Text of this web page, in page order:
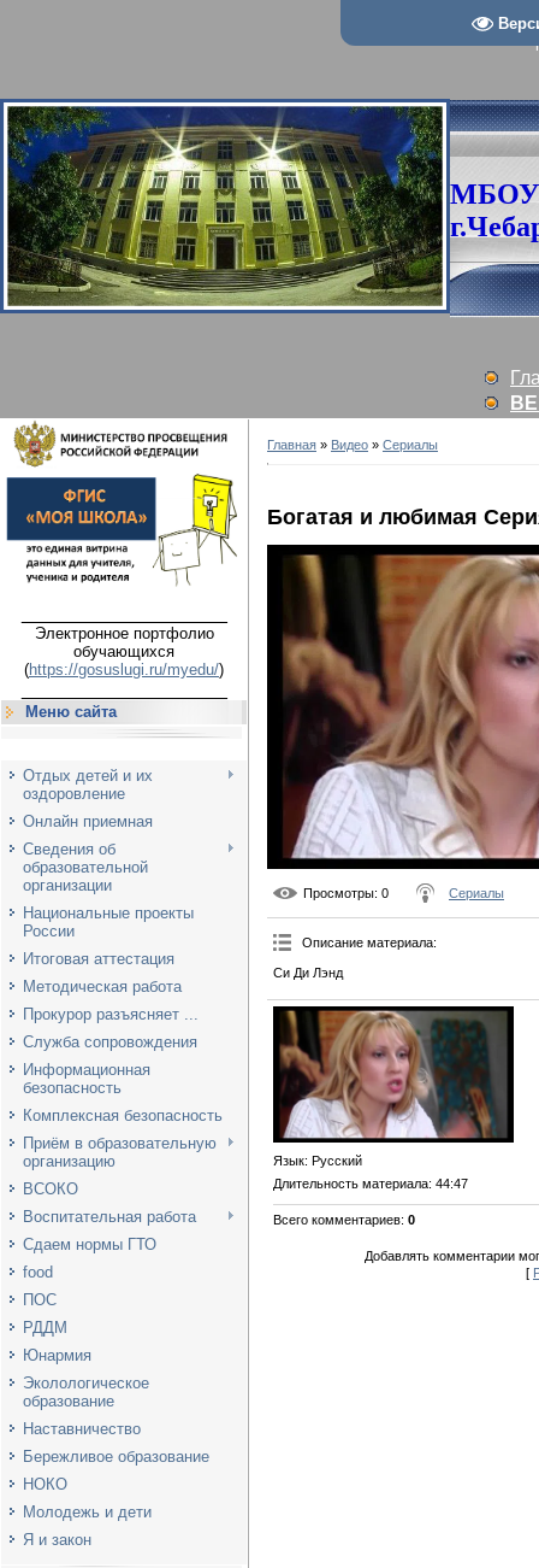
Электронное портфолио
обучающихся
(https://gosuslugi.ru/myedu/)
Меню сайта
Отдых детей и их
оздоровление
Онлайн приемная
Сведения об
образовательной
организации
Национальные проекты
России
Итоговая аттестация
Методическая работа
Прокурор разъясняет ...
Служба сопровождения
Информационная
безопасность
Комплексная безопасность
Приём в образовательную
организацию
ВСОКО
Воспитательная работа
Сдаем нормы ГТО
food
ПОС
РДДМ
Юнармия
Эколологическое
образование
Наставничество
Бережливое образование
НОКО
Молодежь и дети
Я и закон
Главная » Видео » Сериалы
Богатая и любимая
Просмотры: 0 Сериалы
Описание материала:
Си Ди Лэнд
Язык: Русский
Длительность материала: 44:47
Всего комментариев: 0
Добавлять комментарии
[